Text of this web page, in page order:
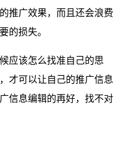
推广效果，而且还会浪费
的损失。
应该怎么找准自己的思
才可以让自己的推广信息
信息编辑的再好，找不对